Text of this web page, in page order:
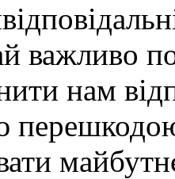
важливо
нам